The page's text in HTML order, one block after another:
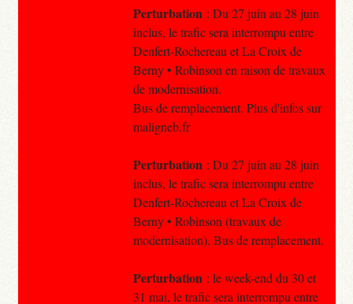
Perturbation : Du 27 juin au 28 juin
inclus, le trafic sera interrompu entre
Denfert-Rochereau et La Croix de
Berny • Robinson en raison de travaux
de modernisation.
Bus de remplacement. Plus d'infos sur
maligneb.fr
Perturbation : Du 27 juin au 28 juin
inclus, le trafic sera interrompu entre
Denfert-Rochereau et La Croix de
Berny • Robinson (travaux de
modernisation). Bus de remplacement.
Perturbation : le week-end du 30 et
31 mai, le trafic sera interrompu entre